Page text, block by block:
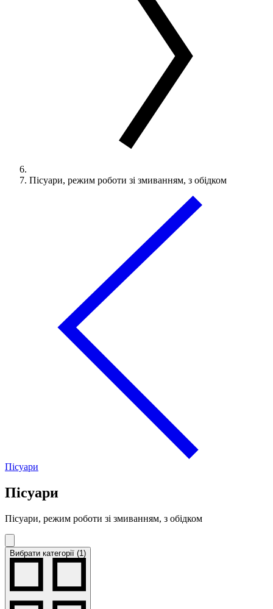
Пісуари, режим роботи зі змиванням, з обідком
Пісуари
Пісуари
Пісуари, режим роботи зі змиванням, з обідком
Вибрати категорії (1)